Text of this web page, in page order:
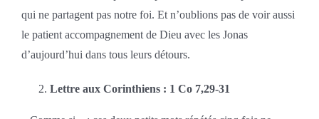
qui ne partagent pas notre foi. Et n’oublions pas de voir aussi
le patient accompagnement de Dieu avec les Jonas
d’aujourd’hui dans tous leurs détours.
Lettre aux Corinthiens : 1 Co 7,29-31